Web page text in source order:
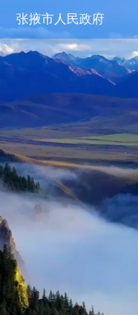
张掖市人民政府